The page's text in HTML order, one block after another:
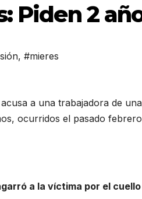
Piden 2
, #mieres
a una trabajadora de
ocurridos el pasado
a la víctima por el